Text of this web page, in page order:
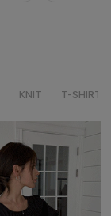
KNIT T-SHIRT